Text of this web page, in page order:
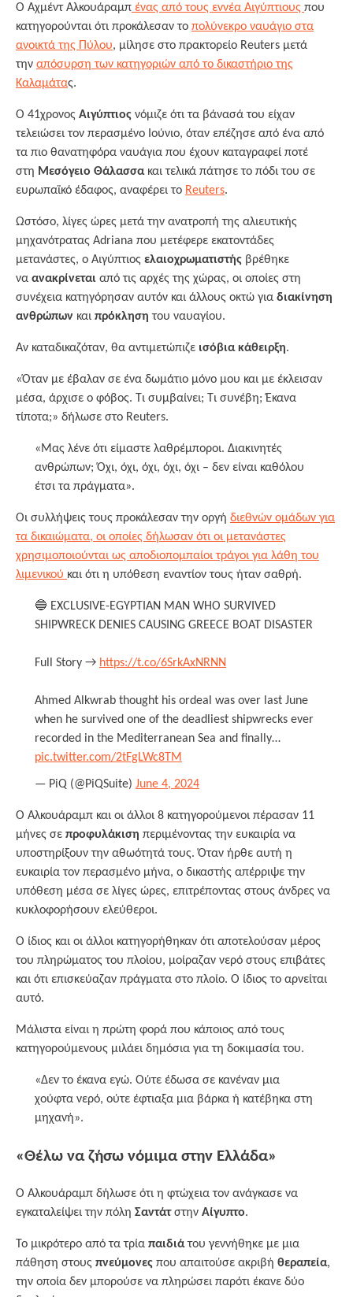
Ο Αχμέντ Αλκουάραμπ ένας από τους εννέα Αιγύπτιους που
κατηγορούνται ότι προκάλεσαν το πολύνεκρο ναυάγιο στα
ανοικτά της Πύλου, μίλησε στο πρακτορείο Reuters μετά
την απόσυρση των κατηγοριών από το δικαστήριο της
Καλαμάτας.
Ο 41χρονος Αιγύπτιος νόμιζε ότι τα βάνασά του είχαν
τελειώσει τον περασμένο Ιούνιο, όταν επέζησε από ένα από
τα πιο θανατηφόρα ναυάγια που έχουν καταγραφεί ποτέ
στη Μεσόγειο Θάλασσακαι τελικά πάτησε το πόδι του σε
ευρωπαϊκό έδαφος, αναφέρει το Reuters.
Ωστόσο, λίγες ώρες μετά την ανατροπή της αλιευτικής
μηχανότρατας Adriana που μετέφερε εκατοντάδες
μετανάστες, ο Αιγύπτιος ελαιοχρωματιστής βρέθηκε
να ανακρίνεται από τις αρχές της χώρας, οι οποίες στη
συνέχεια κατηγόρησαν αυτόν και άλλους οκτώ για διακίνηση
ανθρώπων και πρόκληση του ναυαγίου.
Αν καταδικαζόταν, θα αντιμετώπιζε ισόβια κάθειρξη.
«Όταν με έβαλαν σε ένα δωμάτιο μόνο μου και με έκλεισαν
μέσα, άρχισε ο φόβος. Τι συμβαίνει; Τι συνέβη; Έκανα
τίποτα;» δήλωσε στο Reuters.
«Μας λένε ότι είμαστε λαθρέμποροι. Διακινητές
ανθρώπων; Όχι, όχι, όχι, όχι, όχι – δεν είναι καθόλου
έτσι τα πράγματα».
Οι συλλήψεις τους προκάλεσαν την οργή διεθνών ομάδων για
τα δικαιώματα, οι οποίες δήλωσαν ότι οι μετανάστες
χρησιμοποιούνται ως αποδιοπομπαίοι τράγοι για λάθη του
λιμενικού και ότι η υπόθεση εναντίον τους ήταν σαθρή.
🔵 EXCLUSIVE-EGYPTIAN MAN WHO SURVIVED
SHIPWRECK DENIES CAUSING GREECE BOAT DISASTER
Full Story → https://t.co/6SrkAxNRNN
Ahmed Alkwrab thought his ordeal was over last June
when he survived one of the deadliest shipwrecks ever
recorded in the Mediterranean Sea and finally…
pic.twitter.com/2tFgLWc8TM
— PiQ (@PiQSuite) June 4, 2024
Ο Αλκουάραμπ και οι άλλοι 8 κατηγορούμενοι πέρασαν 11
μήνες σε προφυλάκιση περιμένοντας την ευκαιρία να
υποστηρίξουν την αθωότητά τους. Όταν ήρθε αυτή η
ευκαιρία τον περασμένο μήνα, ο δικαστής απέρριψε την
υπόθεση μέσα σε λίγες ώρες, επιτρέποντας στους άνδρες να
κυκλοφορήσουν ελεύθεροι.
Ο ίδιος και οι άλλοι κατηγορήθηκαν ότι αποτελούσαν μέρος
του πληρώματος του πλοίου, μοίραζαν νερό στους επιβάτες
και ότι επισκεύαζαν πράγματα στο πλοίο. Ο ίδιος το αρνείται
αυτό.
Μάλιστα είναι η πρώτη φορά που κάποιος από τους
κατηγορούμενους μιλάει δημόσια για τη δοκιμασία του.
«Δεν το έκανα εγώ. Ούτε έδωσα σε κανέναν μια
χούφτα νερό, ούτε έφτιαξα μια βάρκα ή κατέβηκα στη
μηχανή».
«Θέλω να ζήσω νόμιμα στην Ελλάδα»
Ο Αλκουάραμπ δήλωσε ότι η φτώχεια τον ανάγκασε να
εγκαταλείψει την πόλη Σαντάτστην Αίγυπτο.
Το μικρότερο από τα τρία παιδιάτου γεννήθηκε με μια
πάθηση στους πνεύμονες που απαιτούσε ακριβή θεραπεία,
την οποία δεν μπορούσε να πληρώσει παρότι έκανε δύο